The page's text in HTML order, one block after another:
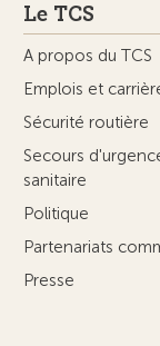
Le TCS
A propos du TCS
Emplois et
Sécurité routière
Secours
sanitaire
Politique
Partenariats
Presse